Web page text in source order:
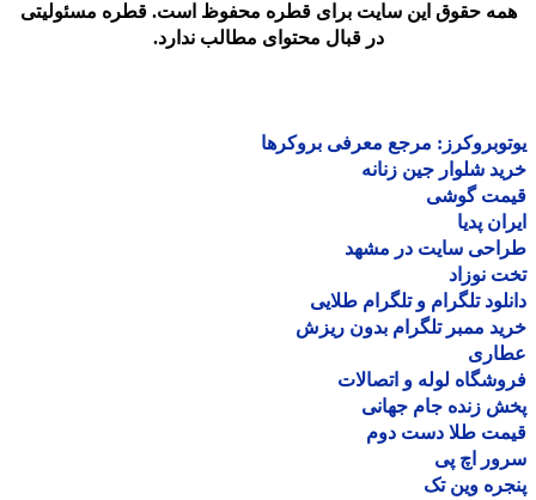
حقوق این سایت برای قطره محفوظ است. قطره مسئولیتی
در قبال محتوای مطالب ندارد.
مرجع معرفی بروکرها
شلوار جین زنانه
گوشی
پدیا
سایت در مشهد
نوزاد
تلگرام و تلگرام طلایی
ممبر تلگرام بدون ریزش
لوله و اتصالات
زنده جام جهانی
طلا دست دوم
اچ پی
وین تک